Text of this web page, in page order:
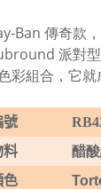
Ban 傳奇款
派對
彩組合，它就
號
料
醋
色